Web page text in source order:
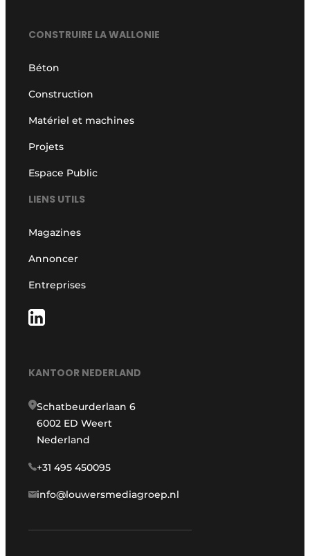
CONSTRUIRE LA WALLONIE
Béton
Construction
Matériel et machines
Projets
Espace Public
LIENS UTILS
Magazines
Annoncer
Entreprises
KANTOOR NEDERLAND
Schatbeurderlaan 6
6002 ED Weert
Nederland
+31 495 450095
info@louwersmediagroep.nl